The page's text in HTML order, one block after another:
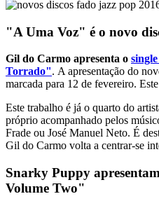
"A Uma Voz" é o novo
Gil do Carmo apresenta o
Torrado". A apresentação do
marcada para 12 de fevereiro.
Este trabalho é já o quarto do
próprio acompanhado pelos
Frade ou José Manuel Neto. É
Gil do Carmo volta a centrar-se
Snarky Puppy
Volume Two"